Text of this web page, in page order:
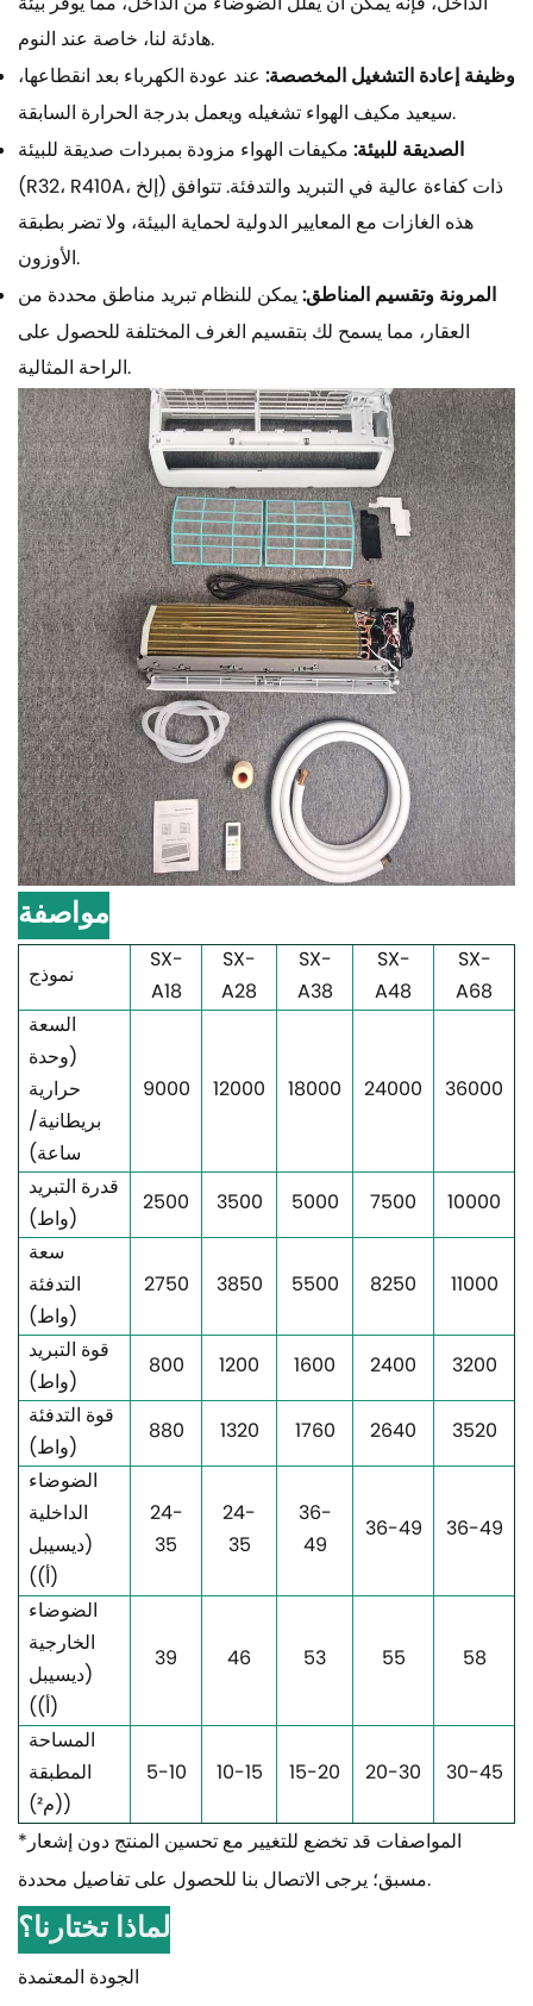
هادئة لنا، خاصة عند النوم.
وظيفة إعادة التشغيل المخصصة: عند عودة الكهرباء بعد انقطاعها،
سيعيد مكيف الهواء تشغيله ويعمل بدرجة الحرارة السابقة.
الصديقة للبيئة:مكيفات الهواء مزودة بمبردات صديقة للبيئة
(R32، R410A، إلخ) ذات كفاءة عالية في التبريد والتدفئة. تتوافق
هذه الغازات مع المعايير الدولية لحماية البيئة، ولا تضر بطبقة
الأوزون.
المرونة وتقسيم المناطق:يمكن للنظام تبريد مناطق محددة من
العقار، مما يسمح لك بتقسيم الغرف المختلفة للحصول على
الراحة المثالية.
مواصفة
نموذج
SX-
A18
SX-
A28
SX-
A38
SX-
A48
SX-
A68
السعة
(وحدة
حرارية
بريطانية/
ساعة)
9000 12000 18000 24000 36000
قدرة التبريد
(واط)
2500 3500 5000 7500
10000
سعة
التدفئة
(واط)
2750 3850 5500 8250 11000
قوة التبريد
(واط)
800 1200 1600 2400
3200
قوة التدفئة
(واط)
880 1320 1760 2640
3520
الضوضاء
الداخلية
(ديسيبل
(أ))
24-
35
24-
35
36-
49
36-49 36-49
الضوضاء
الخارجية
(ديسيبل
(أ))
39 46 53 55 58
المساحة
المطبقة
(م²))
5-10 10-15 15-20 20-30 30-45
*المواصفات قد تخضع للتغيير مع تحسين المنتج دون إشعار
مسبق؛ يرجى الاتصال بنا للحصول على تفاصيل محددة.
لماذا تختارنا؟
الجودة المعتمدة